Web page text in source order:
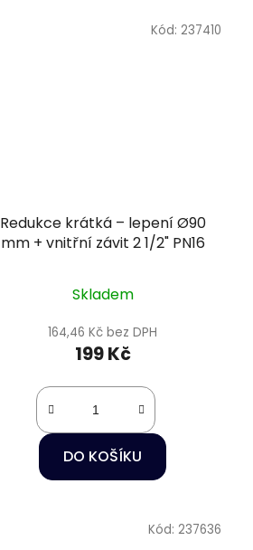
Redukce krátká – lepení Ø90
mm + vnitřní závit 2 1/2" PN16
Skladem
164,46 Kč bez DPH
199 Kč
DO KOŠÍKU
Kód: 237410
Kód: 237636